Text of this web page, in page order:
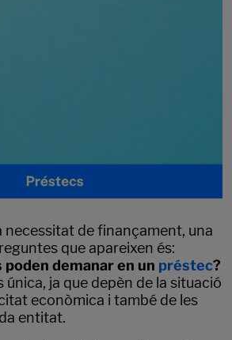
necessitat de finançament, una
que apareixen és:
demanar en un préstec?
única, ja que depèn de la situació
econòmica i també de les
entitat.